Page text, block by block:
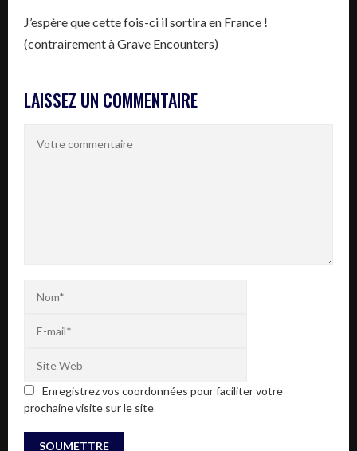
J’espère que cette fois-ci il sortira en France !
(contrairement à Grave Encounters)
LAISSEZ UN COMMENTAIRE
Enregistrez vos coordonnées pour faciliter votre
prochaine visite sur le site